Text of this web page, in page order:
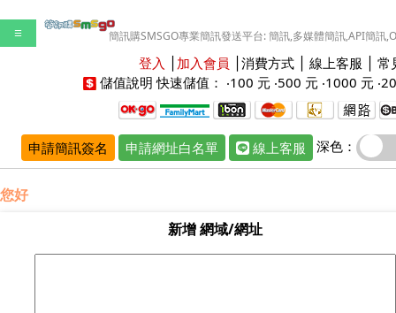
☰ 簡訊購SMSGO專業簡訊發送平台: 簡訊,多媒體簡訊,API簡訊
登入 加入會員 消費方式 線上客服
常
儲值說明 快速儲值： ‧100 元 ‧500 元 ‧1000 元 ‧
申請簡訊簽名 申請網址白名單 線上客服 深色：
您好
新增 網域/網址